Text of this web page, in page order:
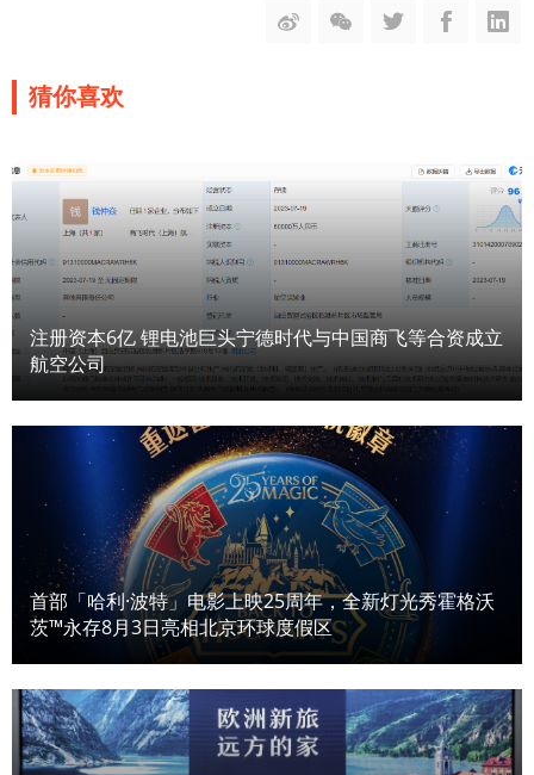
猜你喜欢
注册资本6亿 锂电池巨头宁德时代与中国商飞等合资成立
航空公司
首部「哈利·波特」电影上映25周年，全新灯光秀霍格沃
茨™永存8月3日亮相北京环球度假区